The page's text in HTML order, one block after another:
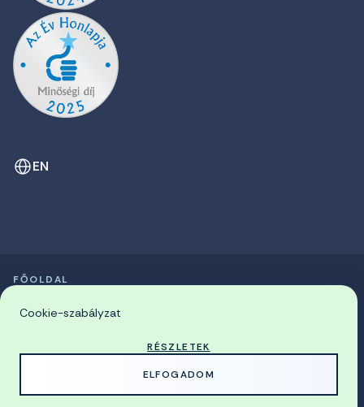
EN
© 2026 Miskolci Egyetem
FŐOLDAL
Cookie-szabályzat
RÉSZLETEK
ELFOGADOM